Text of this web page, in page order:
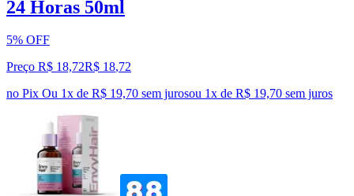
24 Horas 50ml
5% OFF
Preço R$ 18,72R$ 18,72
no Pix Ou 1x de R$ 19,70 sem jurosou 1x de R$ 19,70 sem juros